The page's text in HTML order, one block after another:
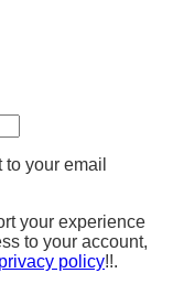
your email
your experience
to your account,
privacy policy!!.